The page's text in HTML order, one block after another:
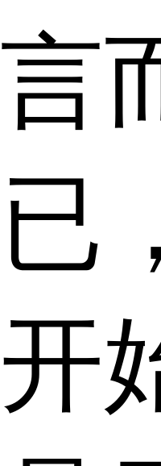
言
已
开